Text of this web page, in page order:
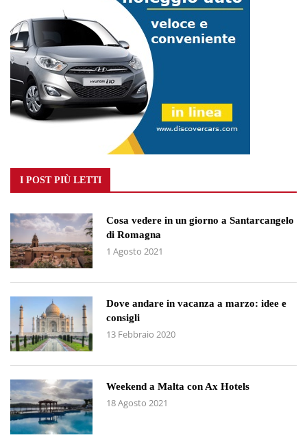
I POST PIÙ LETTI
Cosa vedere in un giorno a Santarcangelo
di Romagna
1 Agosto 2021
Dove andare in vacanza a marzo: idee e
consigli
13 Febbraio 2020
Weekend a Malta con Ax Hotels
18 Agosto 2021